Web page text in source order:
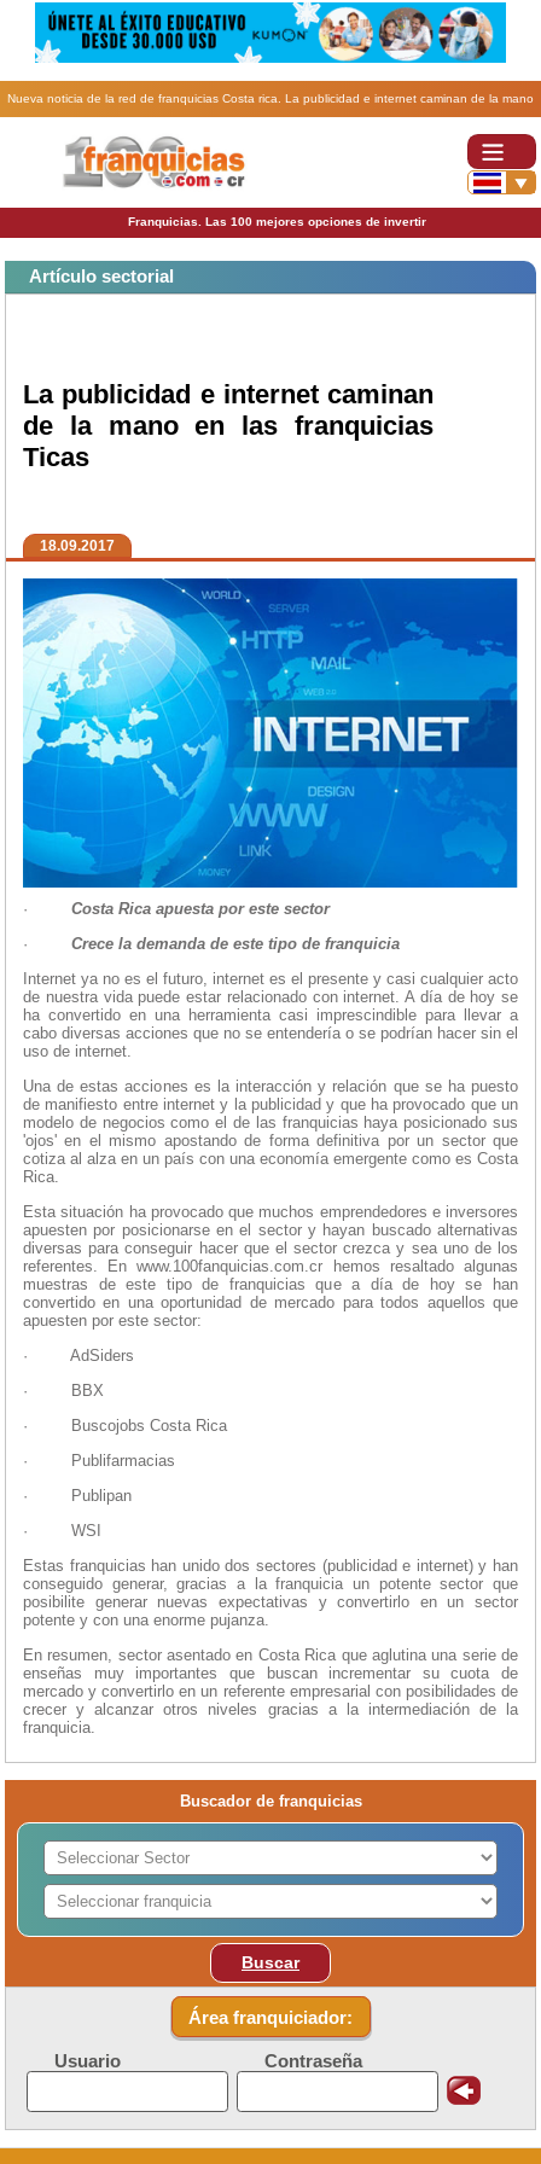
Nueva noticia de la red de franquicias Costa rica. La publicidad e internet caminan de la mano
Franquicias. Las 100 mejores opciones de invertir
Artículo sectorial
La publicidad e internet caminan
de la mano en las franquicias
Ticas
18.09.2017
· Costa Rica apuesta por este sector
· Crece la demanda de este tipo de franquicia
Internet ya no es el futuro, internet es el presente y casi cualquier acto
de nuestra vida puede estar relacionado con internet. A día de hoy se
ha convertido en una herramienta casi imprescindible para llevar a
cabo diversas acciones que no se entendería o se podrían hacer sin el
uso de internet.
Una de estas acciones es la interacción y relación que se ha puesto
de manifiesto entre internet y la publicidad y que ha provocado que un
modelo de negocios como el de las franquicias haya posicionado sus
'ojos' en el mismo apostando de forma definitiva por un sector que
cotiza al alza en un país con una economía emergente como es Costa
Rica.
Esta situación ha provocado que muchos emprendedores e inversores
apuesten por posicionarse en el sector y hayan buscado alternativas
diversas para conseguir hacer que el sector crezca y sea uno de los
referentes. En www.100fanquicias.com.cr hemos resaltado algunas
muestras de este tipo de franquicias que a día de hoy se han
convertido en una oportunidad de mercado para todos aquellos que
apuesten por este sector:
· AdSiders
· BBX
· Buscojobs Costa Rica
· Publifarmacias
· Publipan
· WSI
Estas franquicias han unido dos sectores (publicidad e internet) y han
conseguido generar, gracias a la franquicia un potente sector que
posibilite generar nuevas expectativas y convertirlo en un sector
potente y con una enorme pujanza.
En resumen, sector asentado en Costa Rica que aglutina una serie de
enseñas muy importantes que buscan incrementar su cuota de
mercado y convertirlo en un referente empresarial con posibilidades de
crecer y alcanzar otros niveles gracias a la intermediación de la
franquicia.
Buscador de franquicias
Buscar
Área franquiciador:
Usuario Contraseña